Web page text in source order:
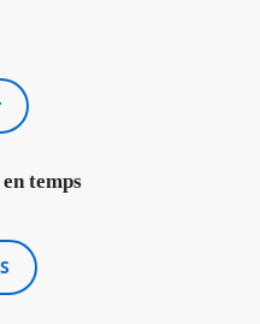
temps